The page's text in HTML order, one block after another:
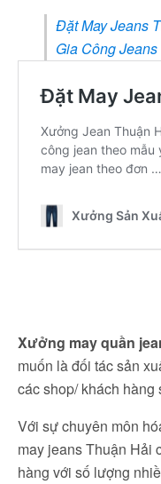
Đặt May Jeans
Gia Công
Xưởng may quần
muốn là đối tác sản
các shop/ khách
Với sự chuyên môn
may jeans Thuận Hải
hàng với số lượng